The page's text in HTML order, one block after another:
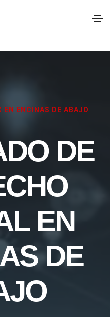
ENCINAS DE ABAJO
DE
EN
DE